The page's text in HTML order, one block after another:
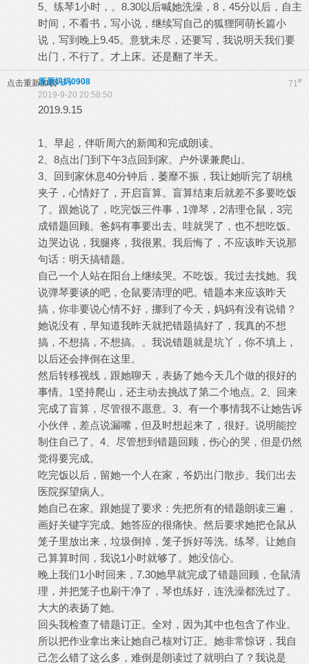
5、练琴1小时，。8.30以后喊她洗澡，8，45分以后，自主
时间，不看书，写小说，继续写自己的狐狸阿萌长篇小
说，写到晚上9.45。意犹未尽，还要写，我说明天我们要
出门，不行了。才上床。还是翻了半天。
点击重新加载 71#
原原妈妈0908
2019-9-20 20:58:50
2019.9.15
1、早起，伴听周六的新闻和完成朗读。
2、8点出门到下午3点回到家。户外课兼爬山。
3、回到家休息40分钟后，萎靡不振，我让她听完了胡桃
夹子，心情好了，开启盲算。盲算结束后就差不多要吃饭
了。跟她说了，吃完饭三件事，1弹琴，2清理仓鼠，3完
成错题回顾。爸妈有事要出去。哇就哭了，也不想吃饭。
边哭边说，我腿疼，我很累。我后悔了，不应该昨天说那
句话：明天搞错题。
自己一个人站在阳台上继续哭。不吃饭。我过去找她。我
说弹琴要谈的吧，仓鼠要清理的吧。错题本来应该昨天
搞，你非要说心情不好，挪到了今天，妈妈有没有说错？
她说没有，早知道我昨天就把错题搞好了，我真的不想
搞，不想搞，不想搞。。我说错题就是坑丫，你不填上，
以后还会摔倒在这里。
然后转移视线，跟她聊天，表扬了她今天几个做的很好的
事情。1坚持爬山，还主动去挑战了第二个地点。2、回来
完成了盲算，尽管很不愿意。3、有一个事情我不让她告诉
小伙伴，差点说漏嘴，但及时想起来了，很好。说明能控
制住自己了。4、尽管想到错题回顾，伤心的哭，但是仍然
觉得要完成。
吃完饭以后，留她一个人在家，爷奶出门散步。我们出去
医院探望病人。
她自己在家。跟她提了要求：先把所有的错题朗读三遍，
画好关键字完成。她答应的很痛快。然后要求她把仓鼠从
笼子里放出来，垃圾倒掉，笼子拆好等洗。练琴。让她自
己算算时间，我说1小时就够了。她没信心。
晚上我们1小时回来，7.30她早就完成了错题回顾，仓鼠清
理，并把笼子也刷干净了，琴也练好，连洗澡都洗过了。
大大的表扬了她。
回头我检查了错题订正。全对，因为其中也包含了作业。
所以把作业拿出来让她自己核对订正。她非常惊讶，我自
己怎么错了这么多，难倒是朗读过了就明白了？我说是